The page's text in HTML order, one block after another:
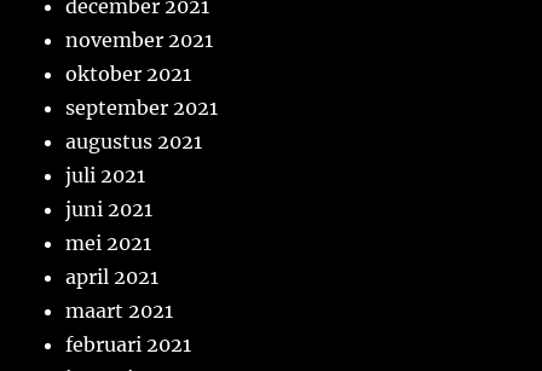
december 2021
november 2021
oktober 2021
september 2021
augustus 2021
juli 2021
juni 2021
mei 2021
april 2021
maart 2021
februari 2021